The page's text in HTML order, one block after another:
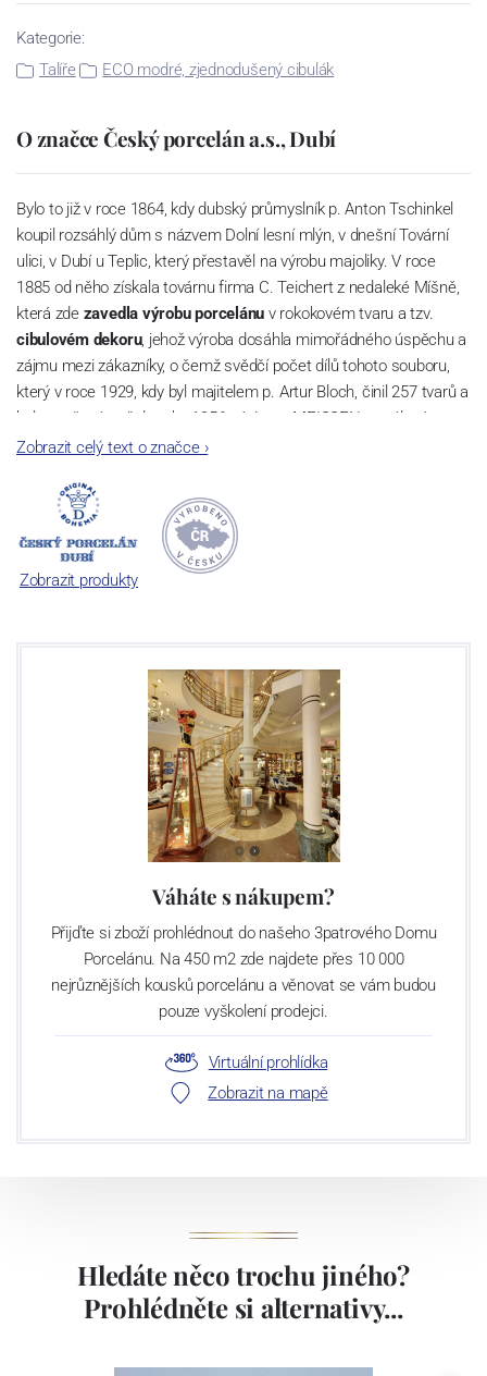
Kategorie:
Talíře
ECO modré, zjednodušený cibulák
O značce Český porcelán a.s., Dubí
Bylo to již v roce 1864, kdy dubský průmyslník p. Anton Tschinkel
koupil rozsáhlý dům s názvem Dolní lesní mlýn, v dnešní Tovární
ulici, v Dubí u Teplic, který přestavěl na výrobu majoliky. V roce
1885 od něho získala továrnu firma C. Teichert z nedaleké Míšně,
která zdezavedla výrobu porcelánu v rokokovém tvaru a tzv.
cibulovém dekoru, jehož výroba dosáhla mimořádného úspěchu a
zájmu mezi zákazníky, o čemž svědčí počet dílů tohoto souboru,
který v roce 1929, kdy byl majitelem p. Artur Bloch, činil 257 tvarů a
byl označován až do roku 1956 nápisem MEISSEN v oválovém
rámečku.
Dnes, kdy čtete tento úvod, nese firma název
počet jeho dílů v cibulovém provedení je 850 tvarů. Tyto výrobky
jsou garantovány Asociací sklářského a keramického průmyslu
České republiky jako „
Český výrobek
Zobrazit celý text o značce›
Zobrazit produkty
Váháte s nákupem?
Přijďte si zboží prohlédnout do našeho 3patrového Domu
Porcelánu. Na 450 m2 zde najdete přes 10 000
nejrůznějších kousků porcelánu a věnovat se vám budou
pouze vyškolení prodejci.
Virtuální prohlídka
Zobrazit na mapě
Hledáte něco trochu jiného?
Prohlédněte si alternativy...